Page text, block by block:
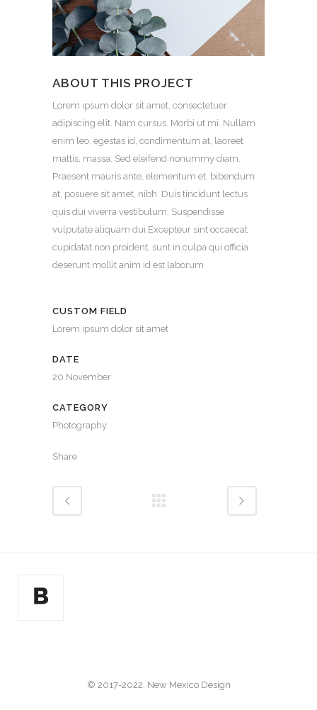
ABOUT THIS PROJECT
Lorem ipsum dolor sit amet, consectetuer
adipiscing elit. Nam cursus. Morbi ut mi. Nullam
enim leo, egestas id, condimentum at, laoreet
mattis, massa. Sed eleifend nonummy diam.
Praesent mauris ante, elementum et, bibendum
at, posuere sit amet, nibh. Duis tincidunt lectus
quis dui viverra vestibulum. Suspendisse
vulputate aliquam dui.Excepteur sint occaecat
cupidatat non proident, sunt in culpa qui officia
deserunt mollit anim id est laborum
CUSTOM FIELD
Lorem ipsum dolor sit amet
DATE
20 November
CATEGORY
Photography
Share
© 2017-2022, New Mexico Design